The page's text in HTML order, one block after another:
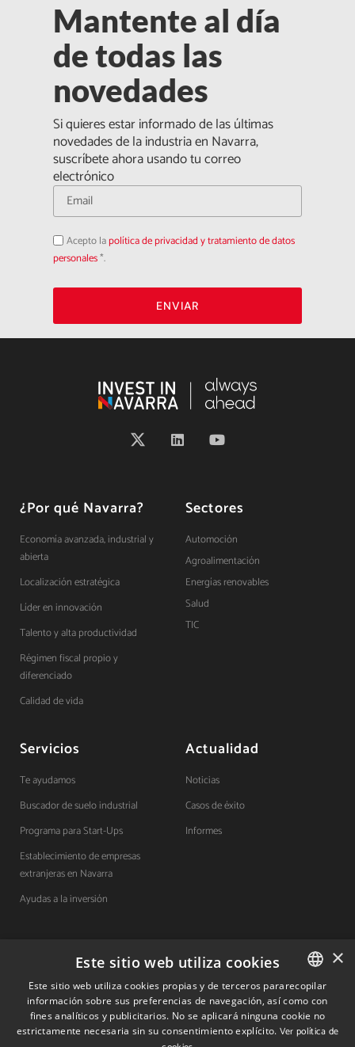
Mantente al día
de todas las
novedades
Si quieres estar informado de las últimas
novedades de la industria en Navarra,
suscríbete ahora usando tu correo
electrónico
Acepto
la
política
de
Acepto lapolítica de privacidad y tratamiento de datos
personales*.
ENVIAR
¿Por qué Navarra?
Economía avanzada, industrial y
abierta
Localización estratégica
Líder en innovación
Talento y alta productividad
Régimen fiscal propio y
diferenciado
Calidad de vida
Sectores
Automoción
Agroalimentación
Energías renovables
Salud
TIC
Servicios
Te ayudamos
Buscador de suelo industrial
Programa para Start-Ups
Establecimiento de empresas
extranjeras en Navarra
Ayudas a la inversión
Actualidad
Noticias
Casos de éxito
Informes
Contacto
Quiénes somos
Cuéntanos tu proyecto
SPANISH
SPANISH
×
Este sitio web utiliza cookies
Este sitio web utiliza cookies propias y de terceros pararecopilar
información sobre sus preferencias de navegación, así como con
fines analíticos y publicitarios. No se aplicará ninguna cookie no
estrictamente necesaria sin su consentimiento explícito. Ver política de